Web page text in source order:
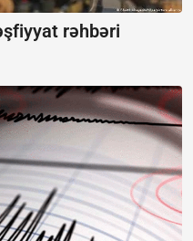
rəhbəri